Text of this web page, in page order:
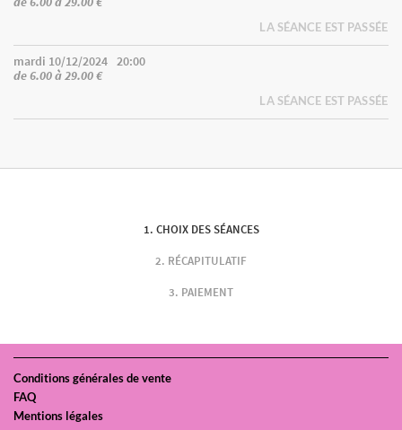
LA SÉANCE EST PASSÉE
mardi 10/12/2024 20:00
de 6.00 à 29.00 €
LA SÉANCE EST PASSÉE
CHOIX DES SÉANCES
RÉCAPITULATIF
PAIEMENT
Conditions générales de vente
FAQ
Mentions légales